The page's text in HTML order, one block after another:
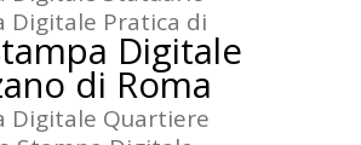
Digitale Pratica di
Digitale
di Roma
Digitale Quartiere